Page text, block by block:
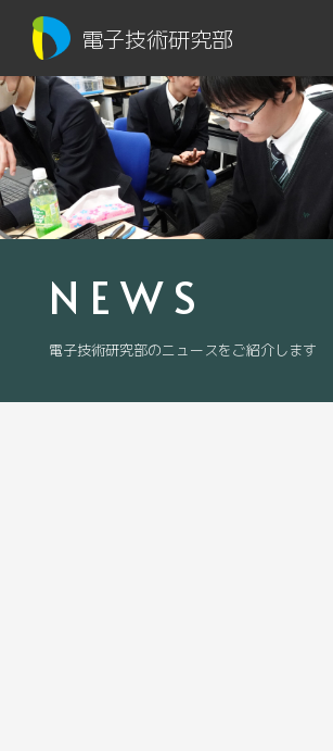
電子技術研究部
NEWS
電子技術研究部のニュースをご紹介します